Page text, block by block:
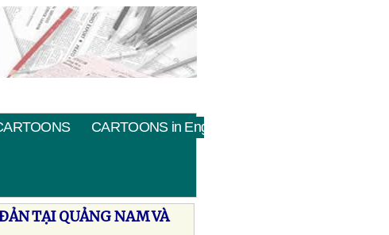
CARTOONS in English
TẠI QUẢNG NAM VÀ